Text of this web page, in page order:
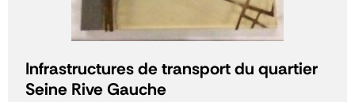
Infrastructures de transport du quartier
Seine Rive Gauche